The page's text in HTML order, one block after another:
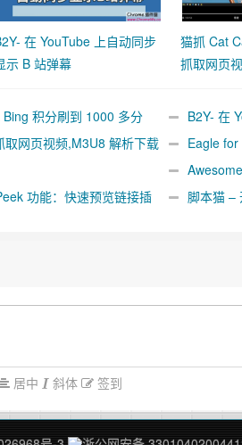
在 YouTube 上自动同步
示 B 站弹幕
猫抓 Cat
抓取网页
积分刷到 1000 多分
B2Y- 在
网页视频,M3U8 解析下载
Eagle
App
功能：快速预览链接插
脚本猫 –
居中 斜体 签到